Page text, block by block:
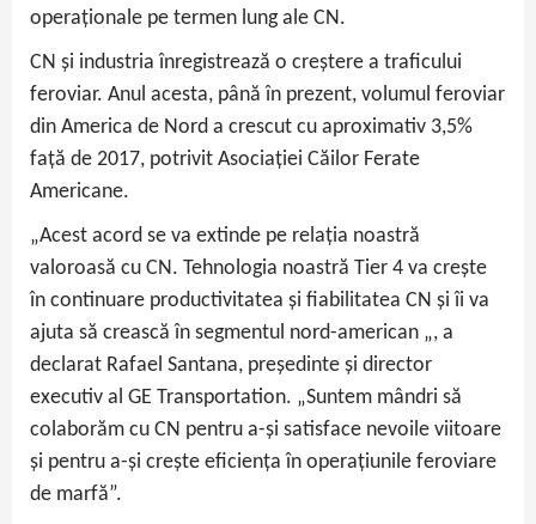
operaționale pe termen lung ale CN.
CN și industria înregistrează o creștere a traficului
feroviar. Anul acesta, până în prezent, volumul feroviar
din America de Nord a crescut cu aproximativ 3,5%
față de 2017, potrivit Asociației Căilor Ferate
Americane.
„Acest acord se va extinde pe relația noastră
valoroasă cu CN. Tehnologia noastră Tier 4 va crește
în continuare productivitatea și fiabilitatea CN și îi va
ajuta să crească în segmentul nord-american „, a
declarat Rafael Santana, președinte și director
executiv al GE Transportation. „Suntem mândri să
colaborăm cu CN pentru a-și satisface nevoile viitoare
și pentru a-și crește eficiența în operațiunile feroviare
de marfă”.